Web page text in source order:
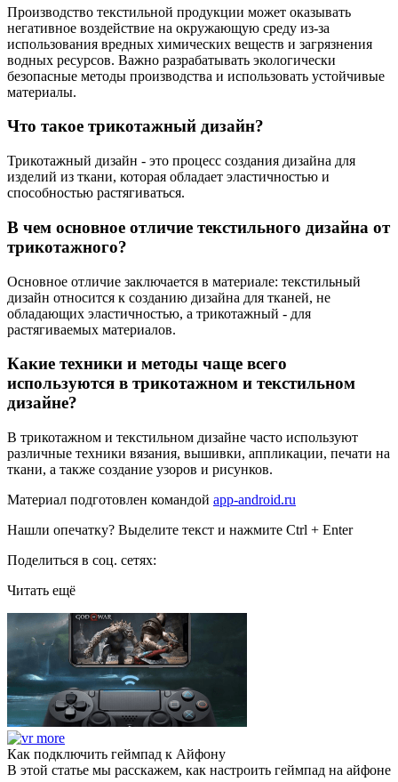
Производство текстильной продукции может оказывать
негативное воздействие на окружающую среду из-за
использования вредных химических веществ и загрязнения
водных ресурсов. Важно разрабатывать экологически
безопасные методы производства и использовать устойчивые
материалы.
Что такое трикотажный дизайн?
Трикотажный дизайн - это процесс создания дизайна для
изделий из ткани, которая обладает эластичностью и
способностью растягиваться.
В чем основное отличие текстильного дизайна от
трикотажного?
Основное отличие заключается в материале: текстильный
дизайн относится к созданию дизайна для тканей, не
обладающих эластичностью, а трикотажный - для
растягиваемых материалов.
Какие техники и методы чаще всего
используются в трикотажном и текстильном
дизайне?
В трикотажном и текстильном дизайне часто используют
различные техники вязания, вышивки, аппликации, печати на
ткани, а также создание узоров и рисунков.
Материал подготовлен командой app-android.ru
Нашли опечатку? Выделите текст и нажмите Ctrl + Enter
Поделиться в соц. сетях:
Читать ещё
Как подключить геймпад к Айфону
В этой статье мы расскажем, как настроить геймпад на айфоне